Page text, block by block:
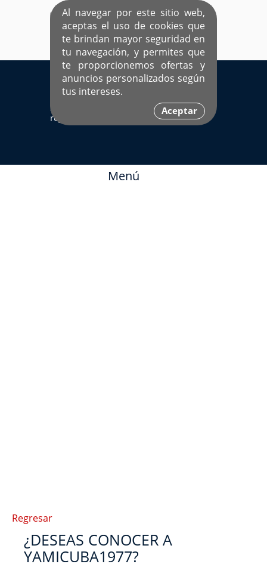
Al navegar por este sitio web,
aceptas el uso de cookies que
te brindan mayor seguridad en
tu navegación, y permites que
te proporcionemos ofertas y
anuncios personalizados según
tus intereses.
Aceptar
EL ÚNICO SITIO DEDICADO A SOLTEROS
HISPANOS COMO TÚ
Ingresa aquí
Sí ya estás
registrado
Menú
Regresar
¿DESEAS CONOCER A
YAMICUBA1977?